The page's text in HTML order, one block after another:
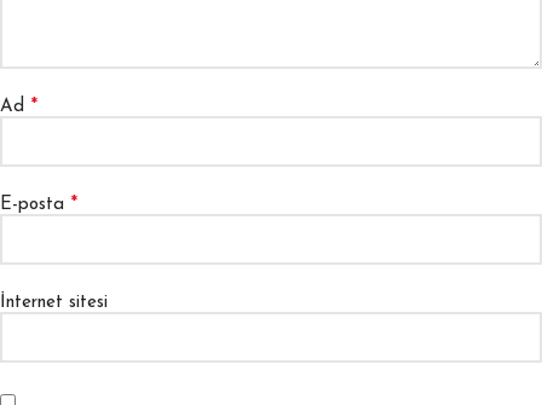
Ad *
E-posta *
İnternet sitesi